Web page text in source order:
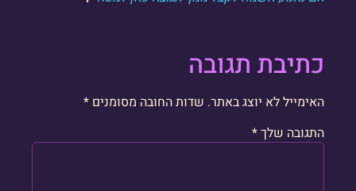
כתיבת תגובה
האימייל לא יוצג באתר. שדות החובה מסומנים *
התגובה שלך*